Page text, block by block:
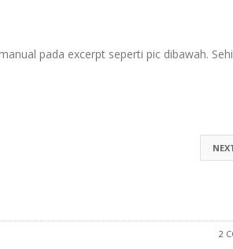
pada excerpt seperti pic dibawah.
2